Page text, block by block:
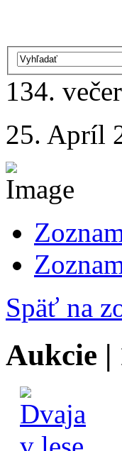
134.
25. Apríl
Späť na
Aukcie |